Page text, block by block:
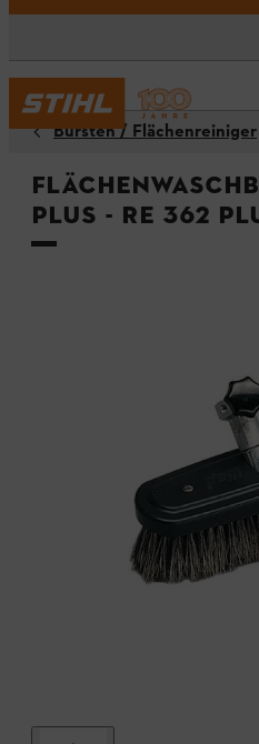
Bürsten / Flächenreiniger
PLUS - RE 362